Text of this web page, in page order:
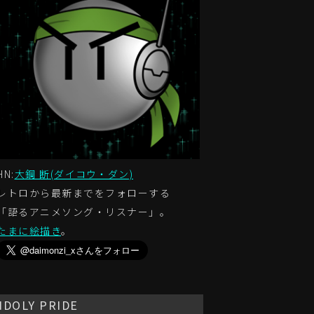
大鋼 断(ダイコウ・ダン)
トロから最新までをフォローする
「語るアニメソング・リスナー」。
まに絵描き。
IDOLY PRIDE